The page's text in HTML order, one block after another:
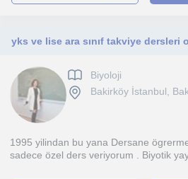
Biyoloji
Bakirköy İstanbul,
1995 yilindan bu yana Dersane
sadece özel ders veriyorum . Biyotik